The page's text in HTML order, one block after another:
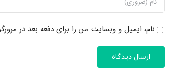
نام، ایمیل و وبسایت من را برای دفعه بعد در